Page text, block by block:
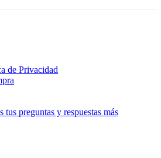
de Privacidad
preguntas y respuestas más